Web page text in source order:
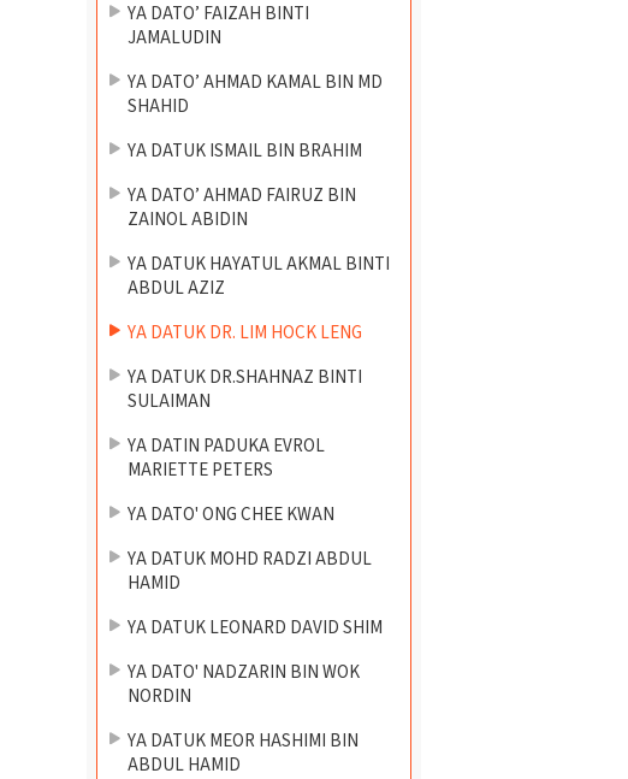
YA DATO’ FAIZAH BINTI
JAMALUDIN
YA DATO’ AHMAD KAMAL BIN MD
SHAHID
YA DATUK ISMAIL BIN BRAHIM
YA DATO’ AHMAD FAIRUZ BIN
ZAINOL ABIDIN
YA DATUK HAYATUL AKMAL BINTI
ABDUL AZIZ
YA DATUK DR. LIM HOCK LENG
YA DATUK DR.SHAHNAZ BINTI
SULAIMAN
YA DATIN PADUKA EVROL
MARIETTE PETERS
YA DATO' ONG CHEE KWAN
YA DATUK MOHD RADZI ABDUL
HAMID
YA DATUK LEONARD DAVID SHIM
YA DATO' NADZARIN BIN WOK
NORDIN
YA DATUK MEOR HASHIMI BIN
ABDUL HAMID